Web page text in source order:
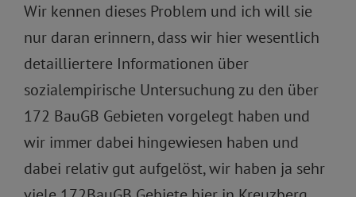
Wir kennen dieses Problem und ich will sie
nur daran erinnern, dass wir hier wesentlich
detailliertere Informationen über
sozialempirische Untersuchung zu den über
172 BauGB Gebieten vorgelegt haben und
wir immer dabei hingewiesen haben und
dabei relativ gut aufgelöst, wir haben ja sehr